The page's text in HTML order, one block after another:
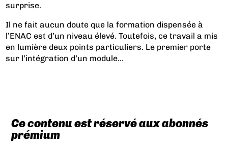
surprise.
Il ne fait aucun doute que la formation dispensée à
l’ENAC est d’un niveau élevé. Toutefois, ce travail a mis
en lumière deux points particuliers. Le premier porte
sur l’intégration d’un module...
Ce contenu est réservé aux abonnés
prémium